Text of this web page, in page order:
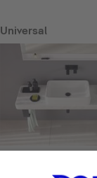
Universal